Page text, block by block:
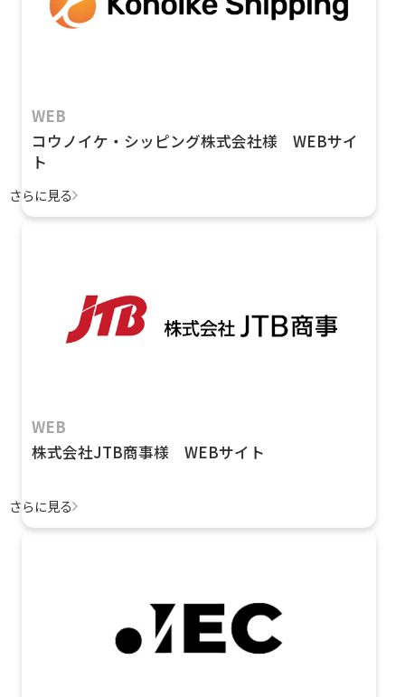
WEB
コウノイケ・シッピング株式会社様 WEBサイ
ト
さらに見る
WEB
株式会社JTB商事様 WEBサイト
さらに見る